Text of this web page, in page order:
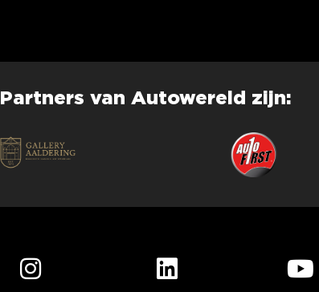
Partners van Autowereld zijn: